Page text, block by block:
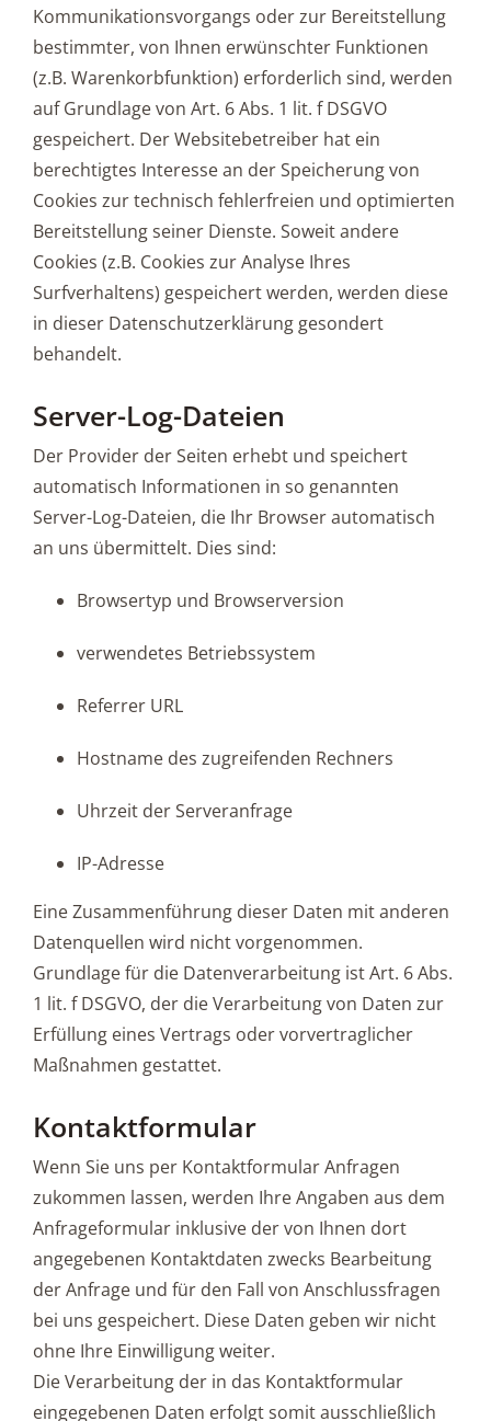
Kommunikationsvorgangs oder zur Bereitstellung
bestimmter, von Ihnen erwünschter Funktionen
(z.B. Warenkorbfunktion) erforderlich sind, werden
auf Grundlage von Art. 6 Abs. 1 lit. f DSGVO
gespeichert. Der Websitebetreiber hat ein
berechtigtes Interesse an der Speicherung von
Cookies zur technisch fehlerfreien und optimierten
Bereitstellung seiner Dienste. Soweit andere
Cookies (z.B. Cookies zur Analyse Ihres
Surfverhaltens) gespeichert werden, werden diese
in dieser Datenschutzerklärung gesondert
behandelt.
Server-Log-Dateien
Der Provider der Seiten erhebt und speichert
automatisch Informationen in so genannten
Server-Log-Dateien, die Ihr Browser automatisch
an uns übermittelt. Dies sind:
Browsertyp und Browserversion
verwendetes Betriebssystem
Referrer URL
Hostname des zugreifenden Rechners
Uhrzeit der Serveranfrage
IP-Adresse
Eine Zusammenführung dieser Daten mit anderen
Datenquellen wird nicht vorgenommen.
Grundlage für die Datenverarbeitung ist Art. 6 Abs.
1 lit. f DSGVO, der die Verarbeitung von Daten zur
Erfüllung eines Vertrags oder vorvertraglicher
Maßnahmen gestattet.
Kontaktformular
Wenn Sie uns per Kontaktformular Anfragen
zukommen lassen, werden Ihre Angaben aus dem
Anfrageformular inklusive der von Ihnen dort
angegebenen Kontaktdaten zwecks Bearbeitung
der Anfrage und für den Fall von Anschlussfragen
bei uns gespeichert. Diese Daten geben wir nicht
ohne Ihre Einwilligung weiter.
Die Verarbeitung der in das Kontaktformular
eingegebenen Daten erfolgt somit ausschließlich